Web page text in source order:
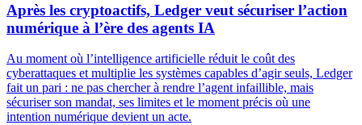
Après les cryptoactifs, Ledger veut sécuriser l’action
numérique à l’ère des agents IA
Au moment où l’intelligence artificielle réduit le coût des
cyberattaques et multiplie les systèmes capables d’agir seuls, Ledger
fait un pari : ne pas chercher à rendre l’agent infaillible, mais
sécuriser son mandat, ses limites et le moment précis où une
intention numérique devient un acte.